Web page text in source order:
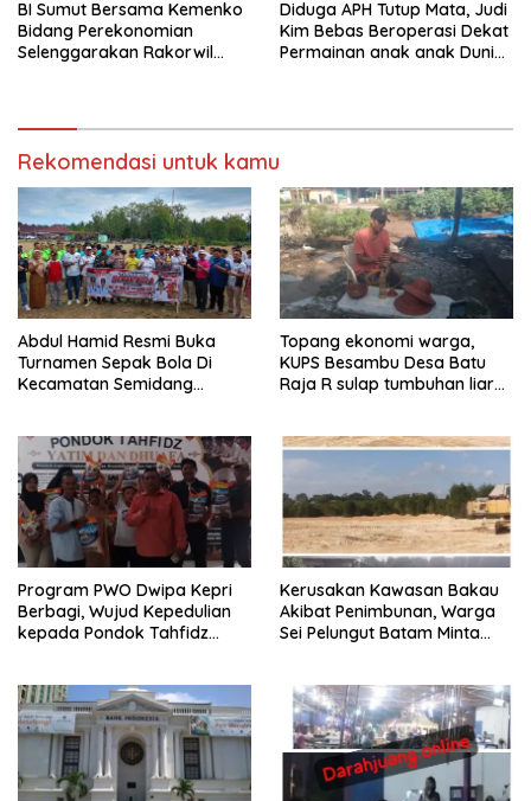
BI Sumut Bersama Kemenko
Bidang Perekonomian
Selenggarakan Rakorwil
Diduga APH Tutup Mata, Judi
Kim Bebas Beroperasi Dekat
Permainan anak anak Dunia
Rekomendasi untuk kamu
Abdul Hamid Resmi Buka
Turnamen Sepak Bola Di
Kecamatan Semidang
Tahun 2026
Topang ekonomi warga,
KUPS Besambu Desa Batu
Raja R sulap tumbuhan liar
Program PWO Dwipa Kepri
Berbagi, Wujud Kepedulian
kepada Pondok Tahfidz
Kerusakan Kawasan Bakau
Akibat Penimbunan, Warga
Sei Pelungut Batam Minta